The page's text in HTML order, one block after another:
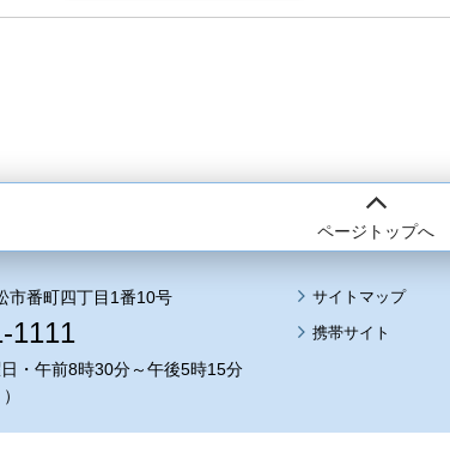
ページトップへ
番町四丁目1番10号
1111
・午前8時30分～午後5時15分
サイトマップ
携帯サイト